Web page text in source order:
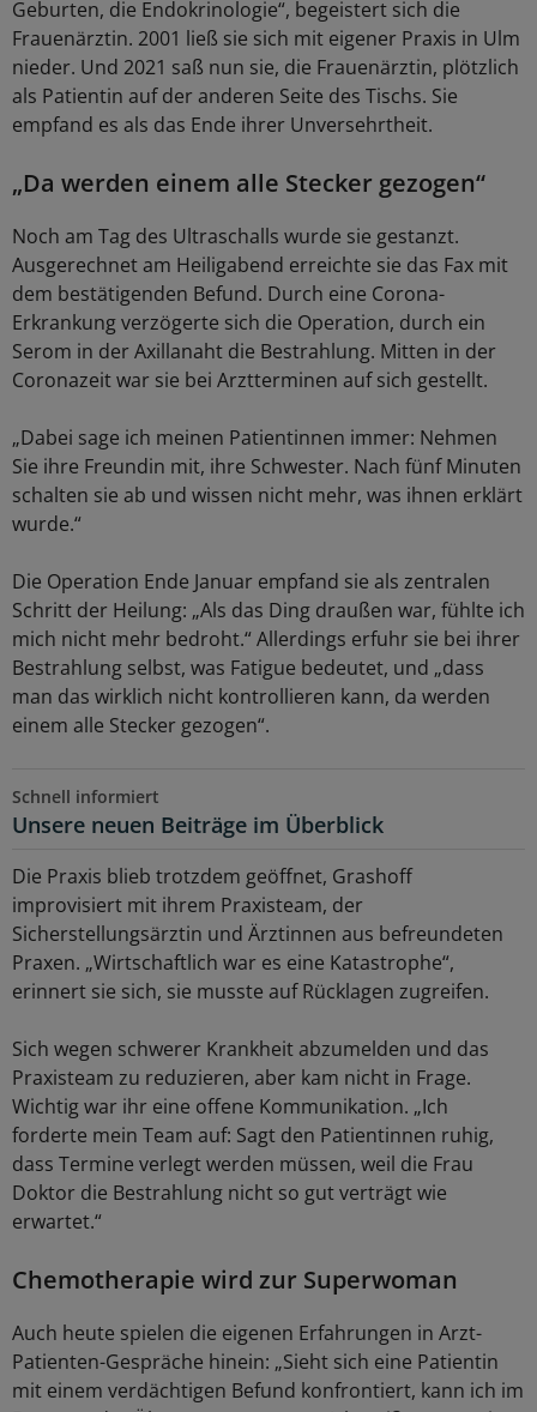
Geburten, die Endokrinologie“, begeistert sich die
Frauenärztin. 2001 ließ sie sich mit eigener Praxis in Ulm
nieder. Und 2021 saß nun sie, die Frauenärztin, plötzlich
als Patientin auf der anderen Seite des Tischs. Sie
empfand es als das Ende ihrer Unversehrtheit.
„Da werden einem alle Stecker gezogen“
Noch am Tag des Ultraschalls wurde sie gestanzt.
Ausgerechnet am Heiligabend erreichte sie das Fax mit
dem bestätigenden Befund. Durch eine Corona-
Erkrankung verzögerte sich die Operation, durch ein
Serom in der Axillanaht die Bestrahlung. Mitten in der
Coronazeit war sie bei Arztterminen auf sich gestellt.
„Dabei sage ich meinen Patientinnen immer: Nehmen
Sie ihre Freundin mit, ihre Schwester. Nach fünf Minuten
schalten sie ab und wissen nicht mehr, was ihnen erklärt
wurde.“
Die Operation Ende Januar empfand sie als zentralen
Schritt der Heilung: „Als das Ding draußen war, fühlte ich
mich nicht mehr bedroht.“ Allerdings erfuhr sie bei ihrer
Bestrahlung selbst, was Fatigue bedeutet, und „dass
man das wirklich nicht kontrollieren kann, da werden
einem alle Stecker gezogen“.
Schnell informiert
Unsere neuen Beiträge im Überblick
Die Praxis blieb trotzdem geöffnet, Grashoff
improvisiert mit ihrem Praxisteam, der
Sicherstellungsärztin und Ärztinnen aus befreundeten
Praxen. „Wirtschaftlich war es eine Katastrophe“,
erinnert sie sich, sie musste auf Rücklagen zugreifen.
Sich wegen schwerer Krankheit abzumelden und das
Praxisteam zu reduzieren, aber kam nicht in Frage.
Wichtig war ihr eine offene Kommunikation. „Ich
forderte mein Team auf: Sagt den Patientinnen ruhig,
dass Termine verlegt werden müssen, weil die Frau
Doktor die Bestrahlung nicht so gut verträgt wie
erwartet.“
Chemotherapie wird zur Superwoman
Auch heute spielen die eigenen Erfahrungen in Arzt-
Patienten-Gespräche hinein: „Sieht sich eine Patientin
mit einem verdächtigen Befund konfrontiert, kann ich im